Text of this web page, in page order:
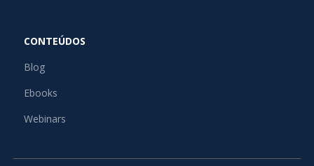
CONTEÚDOS
Blog
Ebooks
Webinars